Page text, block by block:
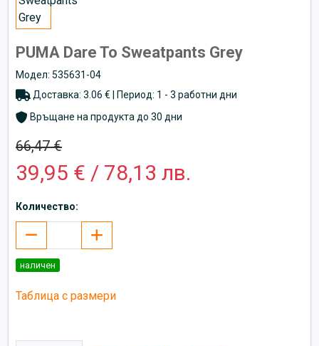
PUMA Dare To Sweatpants Grey
Модел: 535631-04
Доставка: 3.06 € | Период: 1 - 3 работни дни
Връщане на продукта до 30 дни
66,47 €
39,95 € / 78,13 лв.
Количество:
наличен
Таблица с размери